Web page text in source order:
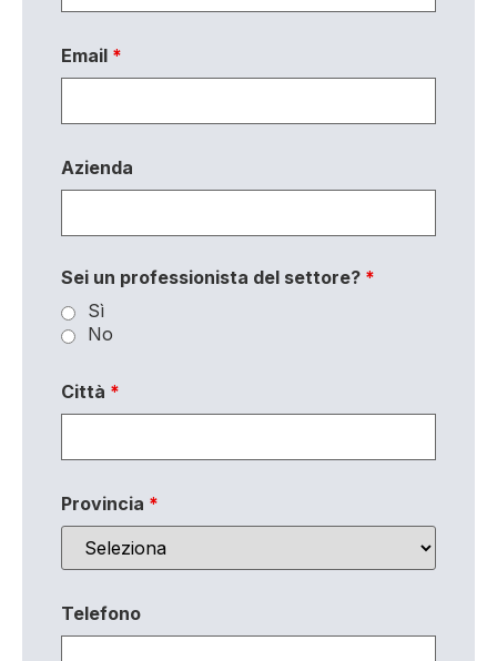
Email *
Azienda
Sei un professionista del settore? *
Sì
No
Città *
Provincia *
Telefono